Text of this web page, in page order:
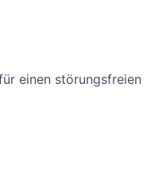
einen störungsfreien